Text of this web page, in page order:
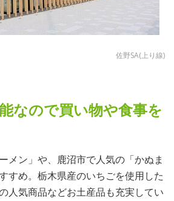
佐野SA(上り線)
なので買い物や食事を
メン」や、鹿沼市で人気の「かぬま
すめ。栃木県産のいちごを使用した
人気商品などお土産品も充実してい